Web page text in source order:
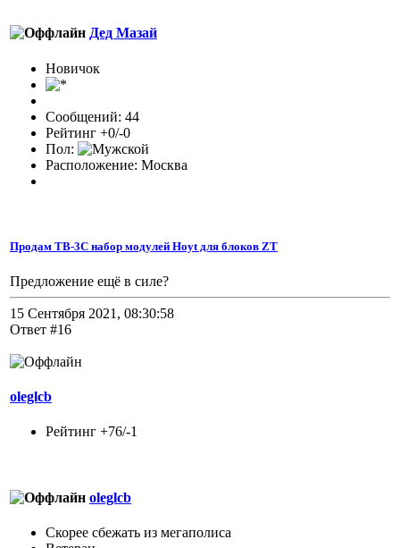
Дед Мазай
Новичок
Сообщений: 44
Рейтинг +0/-0
Пол:
Расположение: Москва
Продам TB-3C набор модулей Hoyt для блоков ZT
Предложение ещё в силе?
15 Сентября 2021, 08:30:58
Ответ #16
oleglcb
Рейтинг +76/-1
oleglcb
Скорее сбежать из мегаполиса